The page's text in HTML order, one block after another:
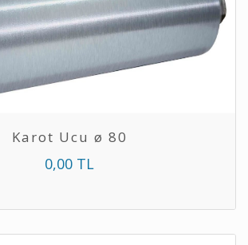
Karot Ucu ø 80
0,00 TL